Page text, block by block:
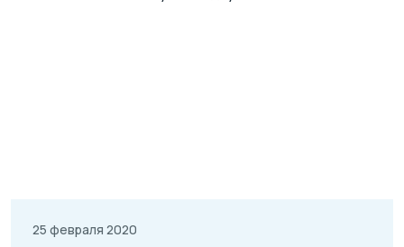
25 февраля 2020